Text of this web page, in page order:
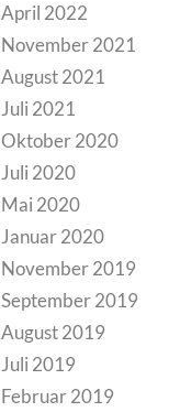
April 2022
November 2021
August 2021
Juli 2021
Oktober 2020
Juli 2020
Mai 2020
Januar 2020
November 2019
September 2019
August 2019
Juli 2019
Februar 2019